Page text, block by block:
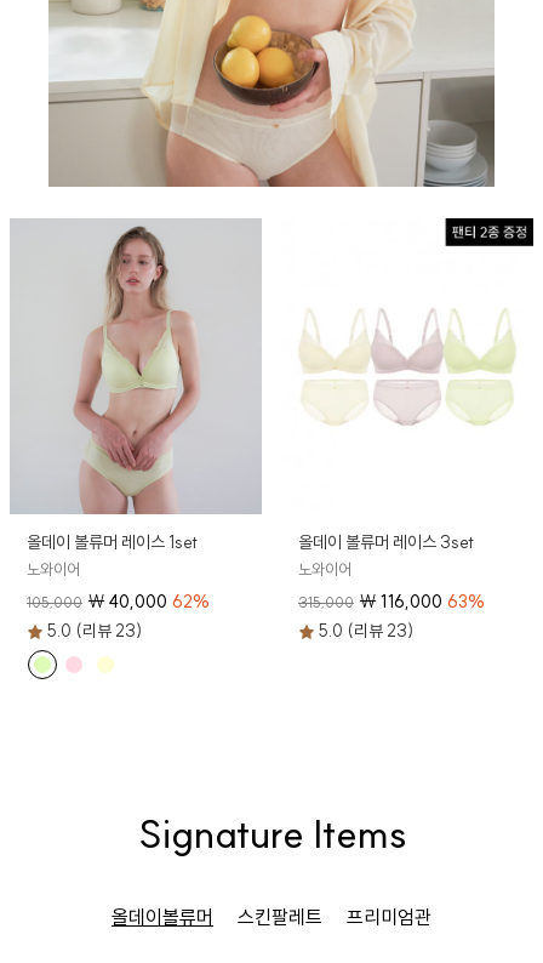
올데이 볼류머 레이스 1set
노와이어
105,000 ₩40,000 62%
5.0 (리뷰 23)
올데이 볼류머 레이스 3set
노와이어
315,000 ₩116,000 63%
5.0 (리뷰 23)
Signature Items
올데이볼류머 스킨팔레트 프리미엄관